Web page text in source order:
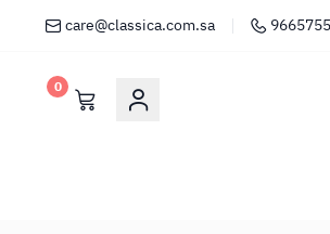
care@classica.com.sa
0